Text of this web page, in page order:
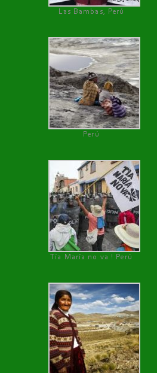
Las Bambas, Perú
Perú
Tía María no va ! Perú